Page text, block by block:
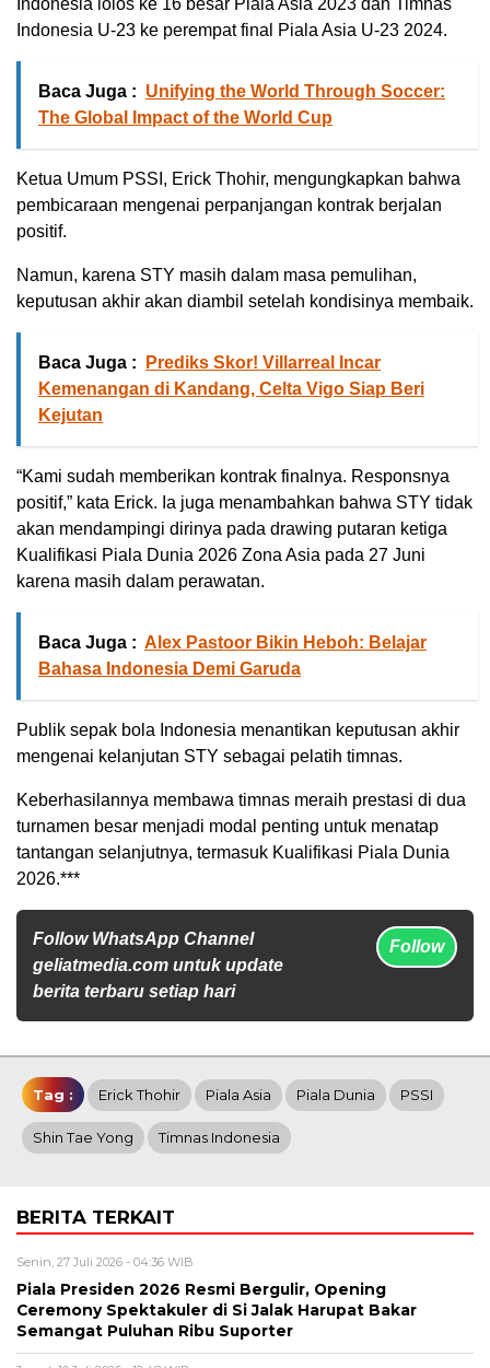
Indonesia lolos ke 16 besar Piala Asia 2023 dan Timnas
Indonesia U-23 ke perempat final Piala Asia U-23 2024.
Baca Juga : Unifying the World Through Soccer:
The Global Impact of the World Cup
Ketua Umum PSSI, Erick Thohir, mengungkapkan bahwa
pembicaraan mengenai perpanjangan kontrak berjalan
positif.
Namun, karena STY masih dalam masa pemulihan,
keputusan akhir akan diambil setelah kondisinya membaik.
Baca Juga :
Prediks Skor! Villarreal Incar
Kemenangan di Kandang, Celta Vigo Siap Beri
Kejutan
“Kami sudah memberikan kontrak finalnya. Responsnya
positif,” kata Erick. Ia juga menambahkan bahwa STY tidak
akan mendampingi dirinya pada drawing putaran ketiga
Kualifikasi Piala Dunia 2026 Zona Asia pada 27 Juni
karena masih dalam perawatan.
Baca Juga : Alex Pastoor Bikin Heboh: Belajar
Bahasa Indonesia Demi Garuda
Publik sepak bola Indonesia menantikan keputusan akhir
mengenai kelanjutan STY sebagai pelatih timnas.
Keberhasilannya membawa timnas meraih prestasi di dua
turnamen besar menjadi modal penting untuk menatap
tantangan selanjutnya, termasuk Kualifikasi Piala Dunia
2026.***
Follow WhatsApp Channel
geliatmedia.com untuk update
berita terbaru setiap hari
Follow
Tag : Erick Thohir Piala Asia Piala Dunia PSSI
Shin Tae Yong Timnas Indonesia
BERITA TERKAIT
Senin, 27 Juli 2026 - 04:36 WIB
Piala Presiden 2026 Resmi Bergulir, Opening
Ceremony Spektakuler di Si Jalak Harupat Bakar
Semangat Puluhan Ribu Suporter